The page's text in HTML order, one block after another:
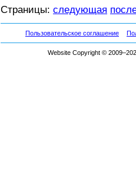
Страницы: следующая
Пользовательское соглашение
Website Copyright ©